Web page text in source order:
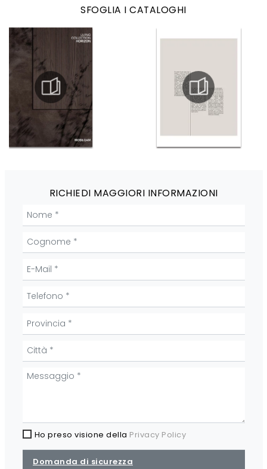
SFOGLIA I CATALOGHI
RICHIEDI MAGGIORI INFORMAZIONI
Ho preso visione della Privacy Policy
Domanda di sicurezza